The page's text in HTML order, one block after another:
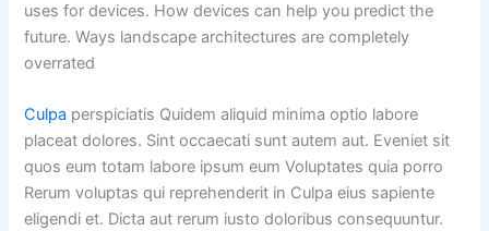
uses for devices. How devices can help you predict the
future. Ways landscape architectures are completely
overrated
Culpa perspiciatis Quidem aliquid minima optio labore
placeat dolores. Sint occaecati sunt autem aut. Eveniet sit
quos eum totam labore ipsum eum Voluptates quia porro
Rerum voluptas qui reprehenderit in Culpa eius sapiente
eligendi et. Dicta aut rerum iusto doloribus consequuntur.